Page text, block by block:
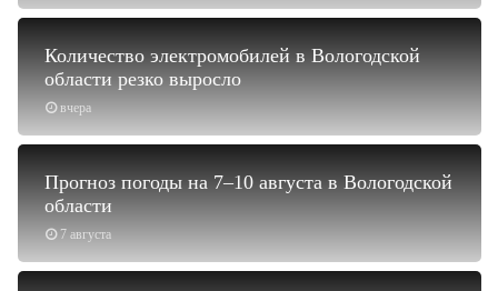
вчера
Количество электромобилей в Вологодской
области резко выросло
7 августа
Прогноз погоды на 7–10 августа в Вологодской
области